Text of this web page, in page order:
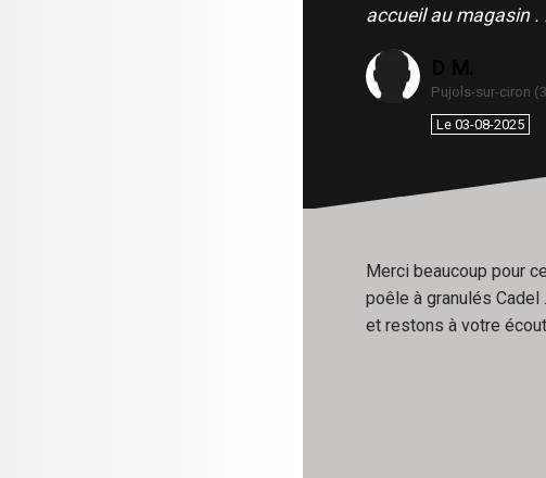
accueil au magasin
Pujols-sur-ciron
Le 03-08-2025
Merci beaucoup pour
poêle à granulés
et restons à votre